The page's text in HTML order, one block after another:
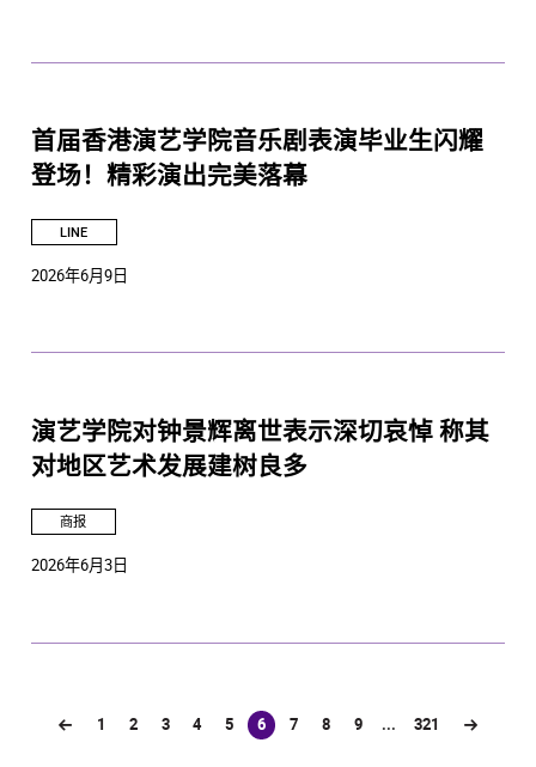
首届香港演艺学院音乐剧表演毕业生闪耀
登场！精彩演出完美落幕
LINE
2026年6月9日
演艺学院对钟景辉离世表示深切哀悼 称其
对地区艺术发展建树良多
商报
2026年6月3日
1 2 3 4 5 6
(current)
7 8 9 ... 321